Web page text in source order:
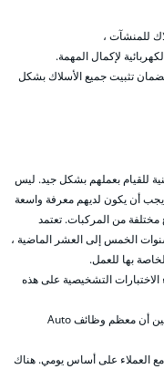
للمنشآت ،
لإكمال المهمة.
لضمان تثبيت جميع الأسلاك بشكل
للقيام بعملهم بشكل جيد. ليس
أن يكون لديهم معرفة واسعة
مختلفة من المركبات. تعتمد
الخمس إلى العشر الماضية ،
بها للعمل.
الاختبارات التشخيصية على هذه
ثم يستخدمون قاعدة معارفهم لإصلاح المشكلة , في حين أن معظم وظائف Auto
العملاء على أساس يومي. هناك